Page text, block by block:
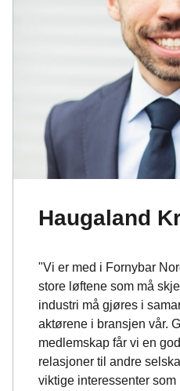
Haugaland
"Vi er med i Fornybar
store løftene som må
industri må gjøres i
aktørene i bransjen vår.
medlemskap får vi en
relasjoner til andre
viktige interessenter